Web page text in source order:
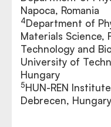
Napoca, Romania
4Department of
Materials Science,
Technology and
University of
Hungary
5HUN-REN
Debrecen, Hungary